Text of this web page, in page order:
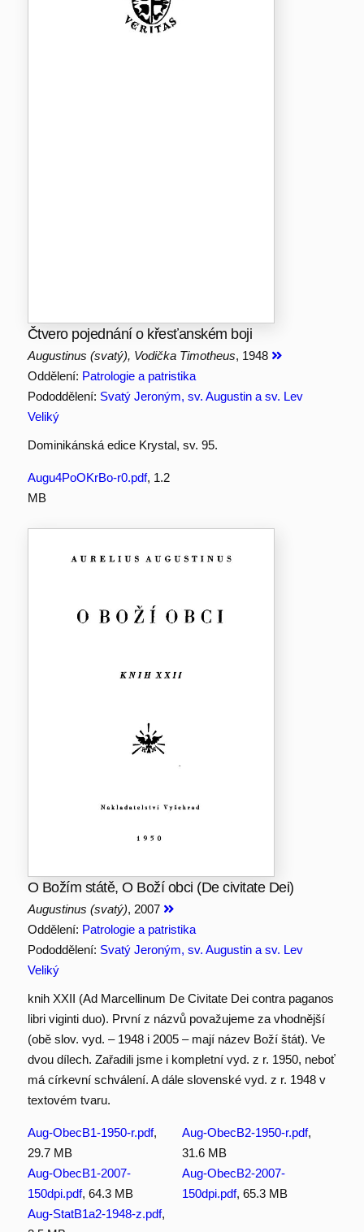
Čtvero pojednání o křesťanském boji
Augustinus (svatý), Vodička Timotheus, 1948
Oddělení: Patrologie a patristika
Pododdělení: Svatý Jeroným, sv. Augustin a sv. Lev
Veliký
Dominikánská edice Krystal, sv. 95.
Augu4PoOKrBo-r0.pdf, 1.2
MB
O Božím státě, O Boží obci (De civitate Dei)
Augustinus (svatý), 2007
Oddělení: Patrologie a patristika
Pododdělení: Svatý Jeroným, sv. Augustin a sv. Lev
Veliký
knih XXII (Ad Marcellinum De Civitate Dei contra paganos
libri viginti duo). První z názvů považujeme za vhodnější
(obě slov. vyd. – 1948 i 2005 – mají název Boží štát). Ve
dvou dílech. Zařadili jsme i kompletní vyd. z r. 1950, neboť
má církevní schválení. A dále slovenské vyd. z r. 1948 v
textovém tvaru.
Aug-ObecB1-1950-r.pdf,
29.7 MB
Aug-ObecB2-1950-r.pdf,
31.6 MB
Aug-ObecB1-2007-
150dpi.pdf, 64.3 MB
Aug-ObecB2-2007-
150dpi.pdf, 65.3 MB
Aug-StatB1a2-1948-z.pdf,